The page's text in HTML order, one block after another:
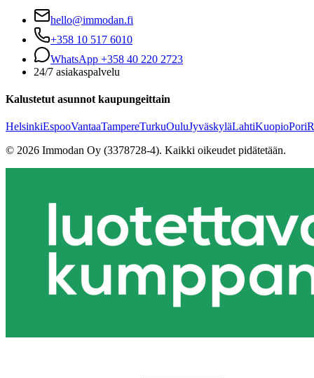
hello@immodan.fi
+358 10 517 6010
WhatsApp +358 40 220 2723
24/7 asiakaspalvelu
Kalustetut asunnot kaupungeittain
HelsinkiEspooVantaaTampereTurkuOuluJyväskyläLahtiKuopioPori
© 2026 Immodan Oy (3378728-4). Kaikki oikeudet pidätetään.